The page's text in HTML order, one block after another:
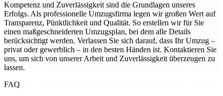
Kompetenz und Zuverlässigkeit sind die Grundlagen unseres
Erfolgs. Als professionelle Umzugsfirma legen wir großen Wert auf
Transparenz, Pünktlichkeit und Qualität. So erstellen wir für Sie
einen maßgeschneiderten Umzugsplan, bei dem alle Details
berücksichtigt werden. Verlassen Sie sich darauf, dass Ihr Umzug –
privat oder gewerblich – in den besten Händen ist. Kontaktieren Sie
uns, um sich von unserer Arbeit und Zuverlässigkeit überzeugen zu
lassen.
FAQ